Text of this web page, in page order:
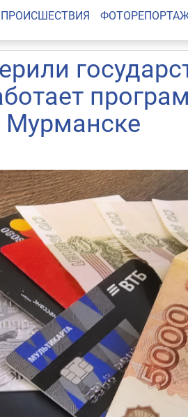
ПРОИСШЕСТВИЯ
Мурманске